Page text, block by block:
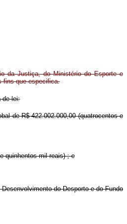
da Justiça, do Ministério do Esporte e
fins que especifica.
de lei:
de R$ 422.002.000,00 (quatrocentos e
quinhentos mil reais) ; e
do Desporto e do Fundo